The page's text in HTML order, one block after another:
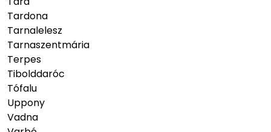
Tardona
Tarnalelesz
Tarnaszentmária
Terpes
Tibolddaróc
Tófalu
Uppony
Vadna